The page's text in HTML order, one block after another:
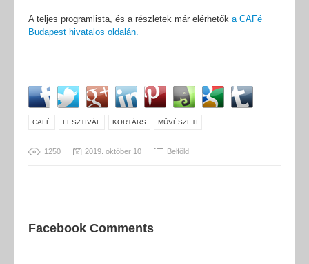
A teljes programlista, és a részletek már elérhetők a CAFé
Budapest hivatalos oldalán.
CAFÉ FESZTIVÁL KORTÁRS MŰVÉSZETI
1250 2019. október 10 Belföld
Facebook Comments